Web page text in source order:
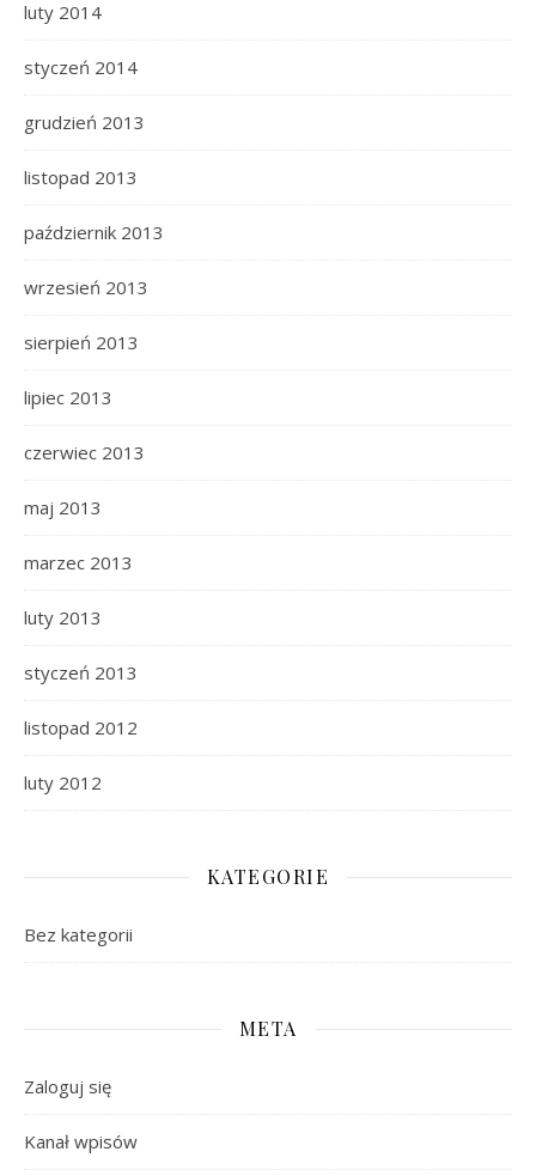
luty 2014
styczeń 2014
grudzień 2013
listopad 2013
październik 2013
wrzesień 2013
sierpień 2013
lipiec 2013
czerwiec 2013
maj 2013
marzec 2013
luty 2013
styczeń 2013
listopad 2012
luty 2012
KATEGORIE
Bez kategorii
META
Zaloguj się
Kanał wpisów